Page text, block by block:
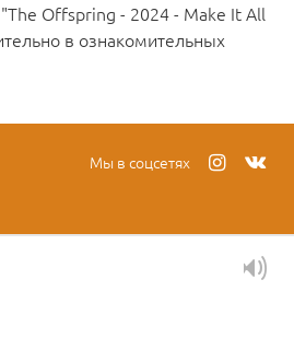
Offspring - 2024 - Make It All
в ознакомительных
Мы в соцсетях